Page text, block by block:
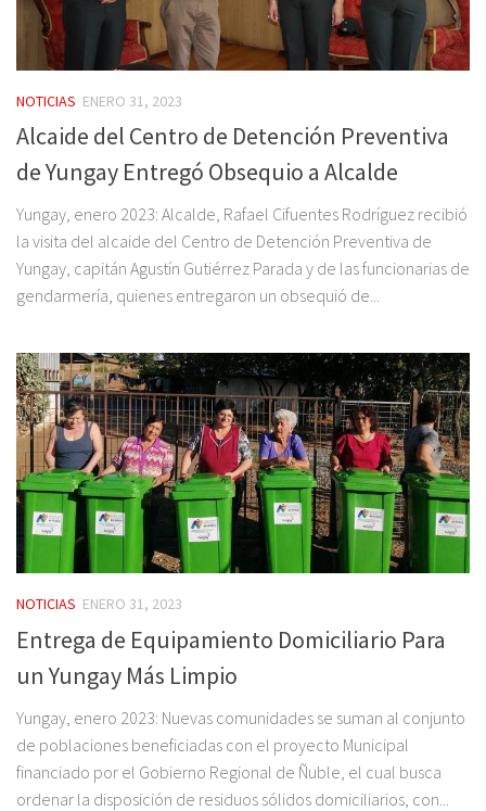
NOTICIAS ENERO 31, 2023
Alcaide del Centro de Detención Preventiva
de Yungay Entregó Obsequio a Alcalde
Yungay, enero 2023: Alcalde, Rafael Cifuentes Rodríguez recibió
la visita del alcaide del Centro de Detención Preventiva de
Yungay, capitán Agustín Gutiérrez Parada y de las funcionarias de
gendarmería, quienes entregaron un obsequió de...
NOTICIAS ENERO 31, 2023
Entrega de Equipamiento Domiciliario Para
un Yungay Más Limpio
Yungay, enero 2023: Nuevas comunidades se suman al conjunto
de poblaciones beneficiadas con el proyecto Municipal
financiado por el Gobierno Regional de Ñuble, el cual busca
ordenar la disposición de residuos sólidos domiciliarios, con...